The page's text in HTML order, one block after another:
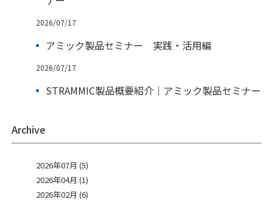
2026/07/17
アミック製品セミナー 実践・活用編
2026/07/17
STRAMMIC製品概要紹介｜アミック製品セミナー
Archive
2026年07月 (5)
2026年04月 (1)
2026年02月 (6)